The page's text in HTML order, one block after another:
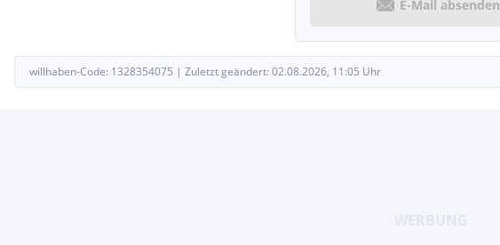
E-Mail absenden
willhaben-Code: 1328354075 | Zuletzt geändert: 02.08.2026, 11:05 Uhr